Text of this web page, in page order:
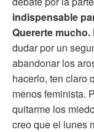
indispensable
Quererte mucho.
dudar por un
abandonar los
hacerlo, ten claro
menos feminista.
quitarme los
creo que el lunes